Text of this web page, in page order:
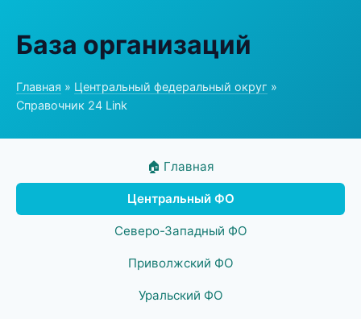
База организаций
Главная » Центральный федеральный округ »
Справочник 24 Link
🏠 Главная
Центральный ФО
Северо-Западный ФО
Приволжский ФО
Уральский ФО